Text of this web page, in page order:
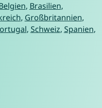
, Brasilien,
, Großbritannien,
, Schweiz, Spanien,